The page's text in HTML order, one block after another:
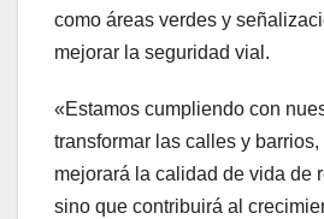
como áreas verdes y
mejorar la seguridad vial.
«Estamos cumpliendo con
transformar las calles y
mejorará la calidad de vida de
sino que contribuirá al